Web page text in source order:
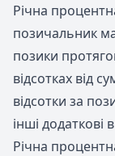
Річна
позичальник
позики
відсотках від
відсотки за
інші додаткові
Річна